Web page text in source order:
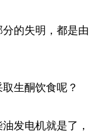
的失明，都是由
生酮饮食呢？
发电机就是了，